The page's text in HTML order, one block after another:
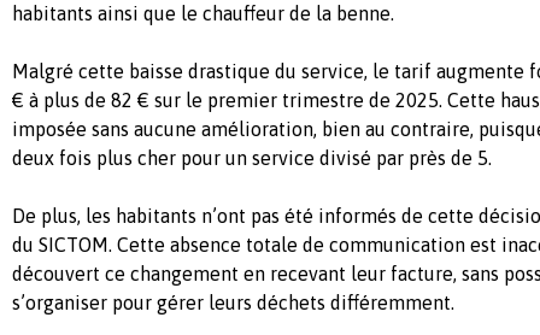
habitants ainsi que le chauffeur de la benne.
Malgré cette baisse drastique du service, le tarif augmente
€ à plus de 82 € sur le premier trimestre de 2025. Cette
imposée sans aucune amélioration, bien au contraire,
deux fois plus cher pour un service divisé par près de 5.
De plus, les habitants n’ont pas été informés de cette
du SICTOM. Cette absence totale de communication est
découvert ce changement en recevant leur facture, sans
s’organiser pour gérer leurs déchets différemment.